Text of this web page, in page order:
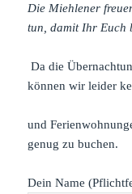
Die Miehlener
tun, damit Ihr Euch
Da die
können wir leider
und
genug zu buchen.
Dein Name